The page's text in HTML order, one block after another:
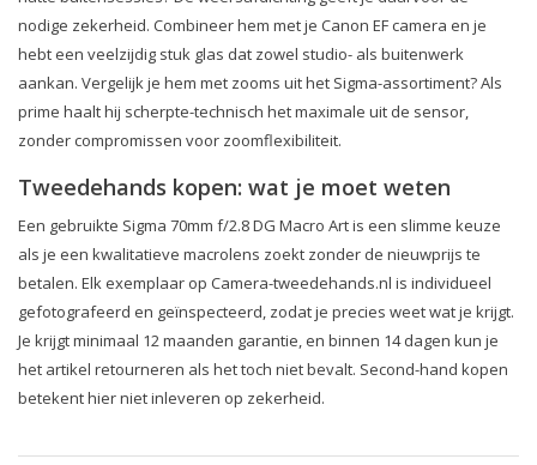
nodige zekerheid. Combineer hem met je Canon EF camera en je
hebt een veelzijdig stuk glas dat zowel studio- als buitenwerk
aankan. Vergelijk je hem met zooms uit het Sigma-assortiment? Als
prime haalt hij scherpte-technisch het maximale uit de sensor,
zonder compromissen voor zoomflexibiliteit.
Tweedehands kopen: wat je moet weten
Een gebruikte Sigma 70mm f/2.8 DG Macro Art is een slimme keuze
als je een kwalitatieve macrolens zoekt zonder de nieuwprijs te
betalen. Elk exemplaar op Camera-tweedehands.nl is individueel
gefotografeerd en geïnspecteerd, zodat je precies weet wat je krijgt.
Je krijgt minimaal 12 maanden garantie, en binnen 14 dagen kun je
het artikel retourneren als het toch niet bevalt. Second-hand kopen
betekent hier niet inleveren op zekerheid.